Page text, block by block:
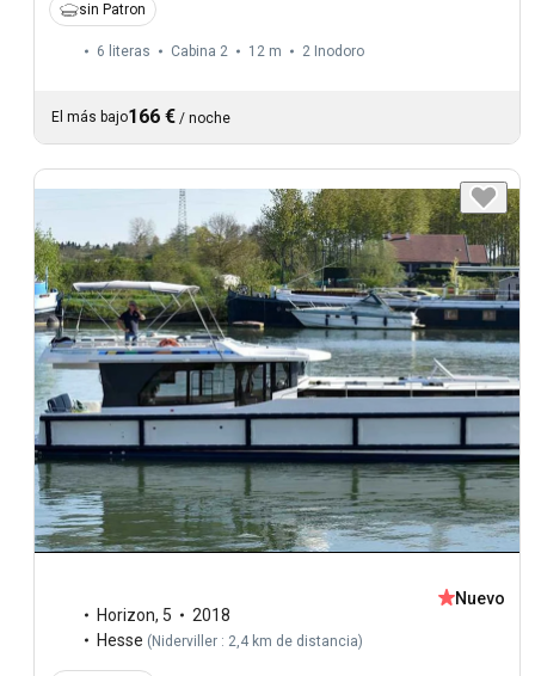
sin Patron
6 literas Cabina 2 12 m 2 Inodoro
El más bajo166 € / noche
Horizon, 5
2018
Hesse ( Niderviller : 2,4 km de distancia)
Nuevo